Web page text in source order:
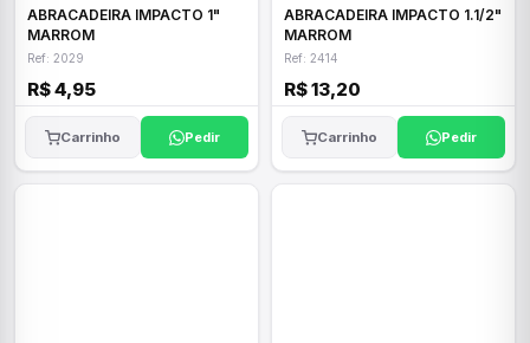
ABRACADEIRA IMPACTO 1"
MARROM
Ref: 2029
R$ 4,95
Carrinho Pedir
ABRACADEIRA IMPACTO 1.1/2"
MARROM
Ref: 2414
R$ 13,20
Carrinho Pedir